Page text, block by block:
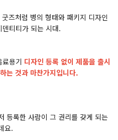
즈처럼 병의 형태와 패키지 디자인
티티가 되는 시대.
용기 디자인 등록 없이 제품을 출시
는 것과 마찬가지입니다.
등록한 사람이 그 권리를 갖게 되는
요.